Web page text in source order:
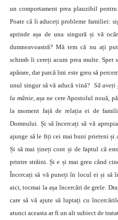
un comportament prea plauzibil
Poate că îi aduceți probleme familiei:
aprinde așa de una singură și vă
dumneavoastră? Mă tem că nu ați
schimb îi cereți acum prea multe. Sper
apărare, dar parcă îmi este greu să
unul singur să vă aducă vină? Să
la mânie, așa ne cere Apostolul nouă,
la moment față de relația ei de
Domnului. Și să încercați să vă
ajunge să le fiți cei mai buni prieteni și
Și să mai țineți cont și de faptul că
printre străini. Și e și mai greu când
Încercați să vă puneți în locul ei și să
aici, tocmai la așa încercări de grele.
care să vă ajute să luptați cu
atunci aceasta ar fi un alt subiect de